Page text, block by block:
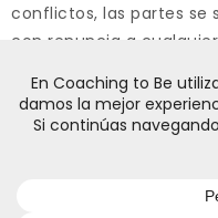
conflictos, las partes se
con renuncia a
León (España).